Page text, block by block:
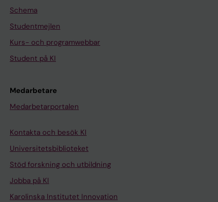
Schema
Studentmejlen
Kurs- och programwebbar
Student på KI
Medarbetare
Medarbetarportalen
Kontakta och besök KI
Universitetsbiblioteket
Stöd forskning och utbildning
Jobba på KI
Karolinska Institutet Innovation